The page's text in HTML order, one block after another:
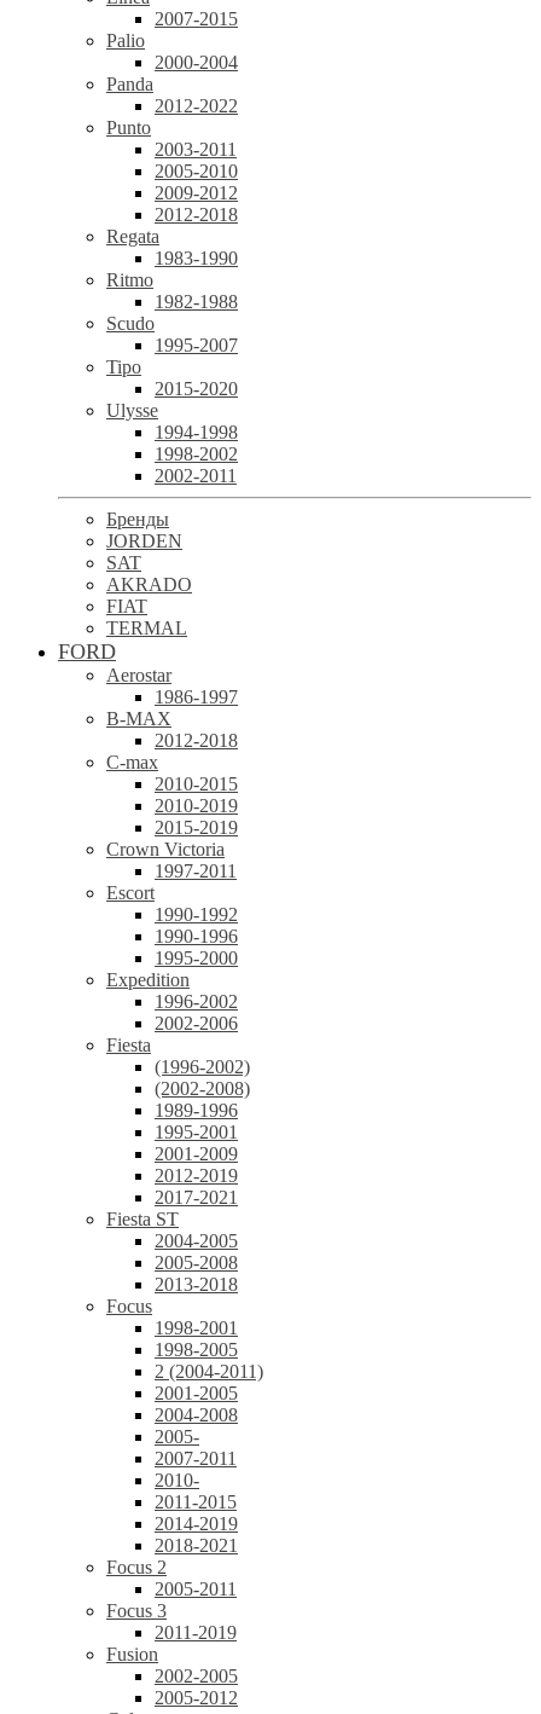
2007-2015
Palio
2000-2004
Panda
2012-2022
Punto
2003-2011
2005-2010
2009-2012
2012-2018
Regata
1983-1990
Ritmo
1982-1988
Scudo
1995-2007
Tipo
2015-2020
Ulysse
1994-1998
1998-2002
2002-2011
Бренды
JORDEN
SAT
AKRADO
FIAT
TERMAL
FORD
Aerostar
1986-1997
B-MAX
2012-2018
C-max
2010-2015
2010-2019
2015-2019
Crown Victoria
1997-2011
Escort
1990-1992
1990-1996
1995-2000
Expedition
1996-2002
2002-2006
Fiesta
(1996-2002)
(2002-2008)
1989-1996
1995-2001
2001-2009
2012-2019
2017-2021
Fiesta ST
2004-2005
2005-2008
2013-2018
Focus
1998-2001
1998-2005
2 (2004-2011)
2001-2005
2004-2008
2005-
2007-2011
2010-
2011-2015
2014-2019
2018-2021
Focus 2
2005-2011
Focus 3
2011-2019
Fusion
2002-2005
2005-2012